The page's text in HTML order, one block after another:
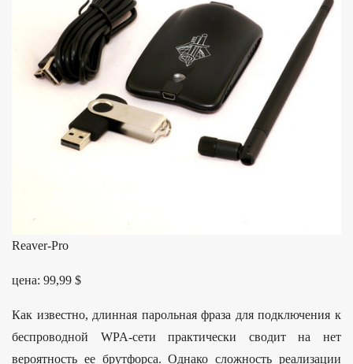
Reaver-Pro
цена: 99,99 $
Как известно, длинная парольная фраза для подключения к
беспроводной WPA-сети практически сводит на нет
вероятность ее брутфорса. Однако сложность реализации